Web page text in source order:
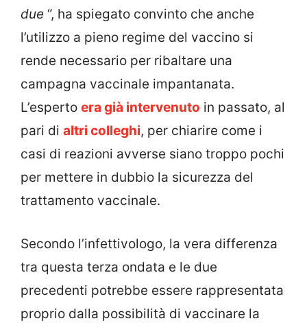
due “, ha spiegato convinto che anche
l’utilizzo a pieno regime del vaccino si
rende necessario per ribaltare una
campagna vaccinale impantanata.
L’esperto era già intervenuto in passato, al
pari di altri colleghi, per chiarire come i
casi di reazioni avverse siano troppo pochi
per mettere in dubbio la sicurezza del
trattamento vaccinale.
Secondo l’infettivologo, la vera differenza
tra questa terza ondata e le due
precedenti potrebbe essere rappresentata
proprio dalla possibilità di vaccinare la